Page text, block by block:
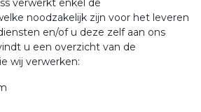
noodzakelijk zijn voor het leveren
en/of u deze zelf aan ons
u een overzicht van de
wij verwerken: